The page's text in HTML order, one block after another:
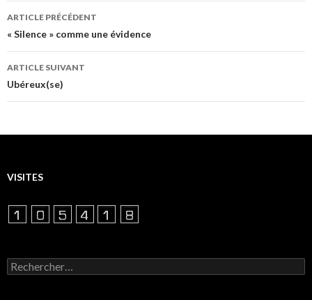
Navigation
des
articles
ARTICLE PRÉCÉDENT
« Silence » comme une évidence
ARTICLE SUIVANT
Ubéreux(se)
VISITES
Rechercher :